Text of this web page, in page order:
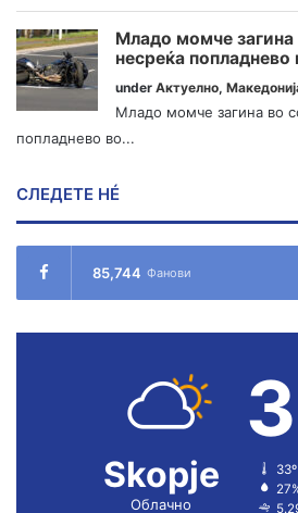
Младо момче загина
несреќа попладнево
under Актуелно,
Младо момче загина во
попладнево во...
СЛЕДЕТЕ НÉ
85,744 Фанови
Skopje
Облачно